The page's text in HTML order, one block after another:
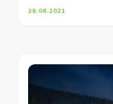
26.06.2021